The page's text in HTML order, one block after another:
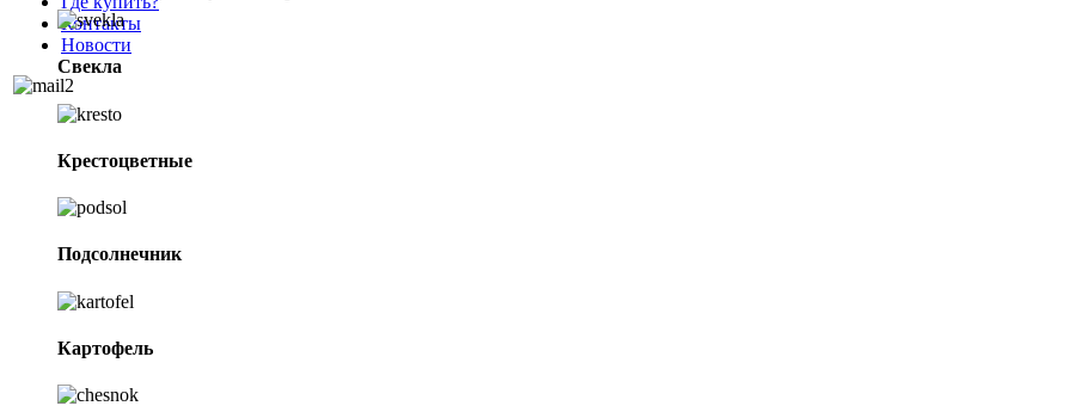
Контакты
Новости
info@eco-ric.com
Свекла
Крестоцветные
Подсолнечник
Картофель